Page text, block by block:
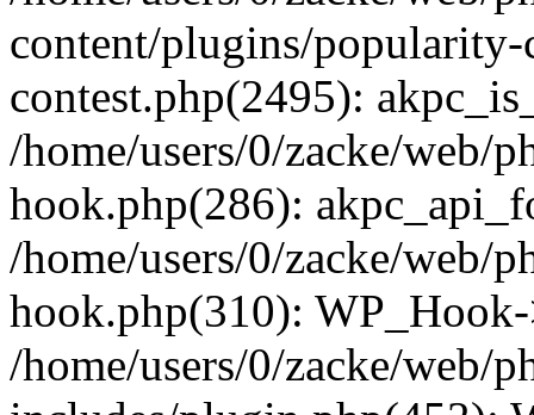
content/plugins/
contest.php(2495):
/home/users/0/zacke/web/
hook.php(286):
/home/users/0/zacke/web/
hook.php(310):
/home/users/0/zacke/web/